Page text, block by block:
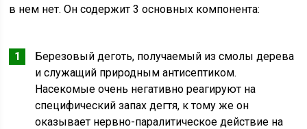
в нем нет. Он содержит 3 основных компонента:
Березовый деготь, получаемый из смолы дерева
и служащий природным антисептиком.
Насекомые очень негативно реагируют на
специфический запах дегтя, к тому же он
оказывает нервно-паралитическое действие на